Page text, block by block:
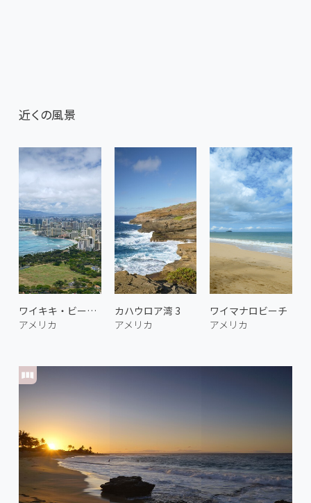
近くの風景
ワイキキ・ビーチ 3
アメリカ
カハウロア湾 3
アメリカ
ワイマナロビーチ
アメリカ